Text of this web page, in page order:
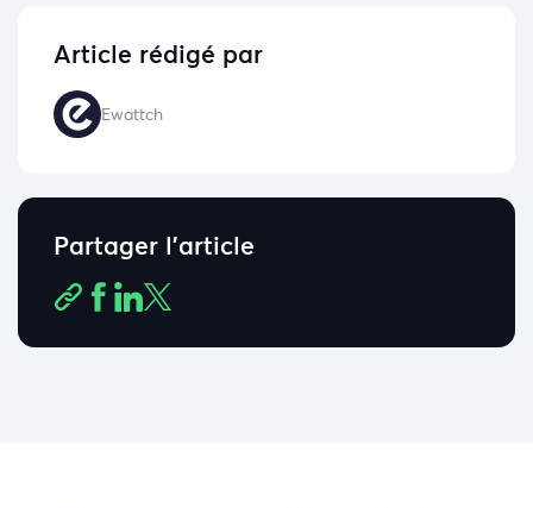
Article rédigé par
Ewattch
Partager l'article